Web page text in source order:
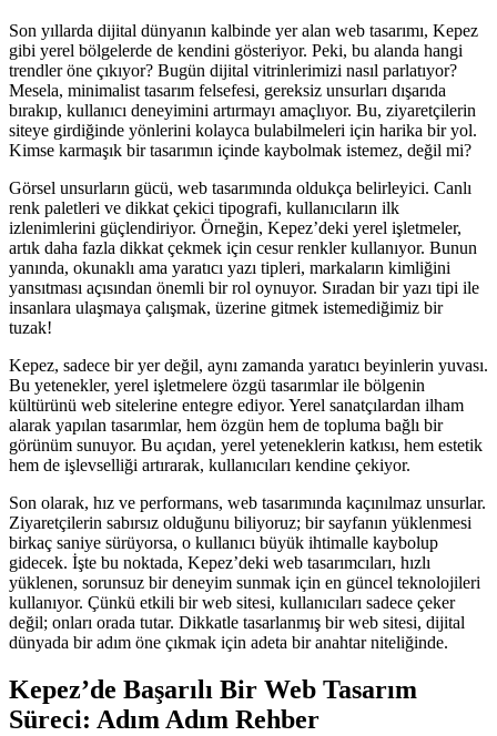
Son yıllarda dijital dünyanın kalbinde yer alan web tasarımı, Kepez
gibi yerel bölgelerde de kendini gösteriyor. Peki, bu alanda hangi
trendler öne çıkıyor? Bugün dijital vitrinlerimizi nasıl parlatıyor?
Mesela, minimalist tasarım felsefesi, gereksiz unsurları dışarıda
bırakıp, kullanıcı deneyimini artırmayı amaçlıyor. Bu, ziyaretçilerin
siteye girdiğinde yönlerini kolayca bulabilmeleri için harika bir yol.
Kimse karmaşık bir tasarımın içinde kaybolmak istemez, değil mi?
Görsel unsurların gücü, web tasarımında oldukça belirleyici. Canlı
renk paletleri ve dikkat çekici tipografi, kullanıcıların ilk
izlenimlerini güçlendiriyor. Örneğin, Kepez’deki yerel işletmeler,
artık daha fazla dikkat çekmek için cesur renkler kullanıyor. Bunun
yanında, okunaklı ama yaratıcı yazı tipleri, markaların kimliğini
yansıtması açısından önemli bir rol oynuyor. Sıradan bir yazı tipi ile
insanlara ulaşmaya çalışmak, üzerine gitmek istemediğimiz bir
tuzak!
Kepez, sadece bir yer değil, aynı zamanda yaratıcı beyinlerin yuvası.
Bu yetenekler, yerel işletmelere özgü tasarımlar ile bölgenin
kültürünü web sitelerine entegre ediyor. Yerel sanatçılardan ilham
alarak yapılan tasarımlar, hem özgün hem de topluma bağlı bir
görünüm sunuyor. Bu açıdan, yerel yeteneklerin katkısı, hem estetik
hem de işlevselliği artırarak, kullanıcıları kendine çekiyor.
Son olarak, hız ve performans, web tasarımında kaçınılmaz unsurlar.
Ziyaretçilerin sabırsız olduğunu biliyoruz; bir sayfanın yüklenmesi
birkaç saniye sürüyorsa, o kullanıcı büyük ihtimalle kaybolup
gidecek. İşte bu noktada, Kepez’deki web tasarımcıları, hızlı
yüklenen, sorunsuz bir deneyim sunmak için en güncel teknolojileri
kullanıyor. Çünkü etkili bir web sitesi, kullanıcıları sadece çeker
değil; onları orada tutar. Dikkatle tasarlanmış bir web sitesi, dijital
dünyada bir adım öne çıkmak için adeta bir anahtar niteliğinde.
Kepez’de Başarılı Bir Web Tasarım
Süreci: Adım Adım Rehber